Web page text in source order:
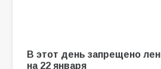
В этот день запрещено
на 22 января